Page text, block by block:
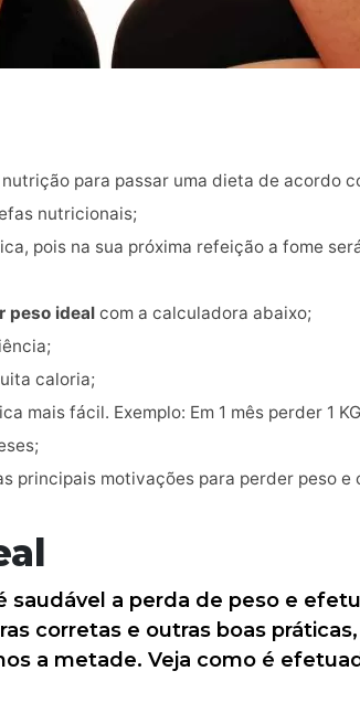
para passar uma dieta de acordo
nutricionais;
pois na sua próxima refeição a fome
peso ideal com a calculadora abaixo;
caloria;
mais fácil. Exemplo: Em 1 mês perder 1
principais motivações para perder peso e
saudável a perda de peso e
corretas e outras boas
a metade. Veja como é